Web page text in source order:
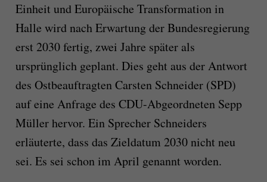
Einheit und Europäische Transformation in
Halle wird nach Erwartung der Bundesregierung
erst 2030 fertig, zwei Jahre später als
ursprünglich geplant. Dies geht aus der Antwort
des Ostbeauftragten Carsten Schneider (SPD)
auf eine Anfrage des CDU-Abgeordneten Sepp
Müller hervor. Ein Sprecher Schneiders
erläuterte, dass das Zieldatum 2030 nicht neu
sei. Es sei schon im April genannt worden.